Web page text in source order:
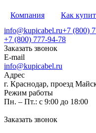
Компания Как
info@kupicabel.ru+7 (800)
+7 (800) 777-94-78
Заказать звонок
E-mail
info@kupicabel.ru
Адрес
г. Краснодар, проезд
Режим работы
Пн. – Пт.: с 9:00 до 18:00
Заказать звонок